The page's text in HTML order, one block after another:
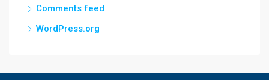
Comments feed
WordPress.org